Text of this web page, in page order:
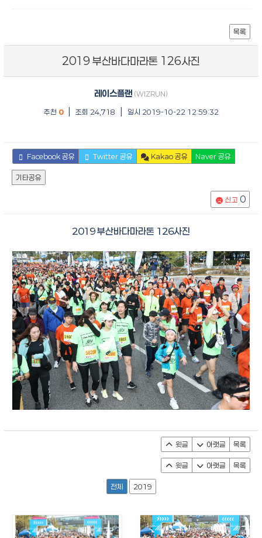
목록
2019 부산바다마라톤 126사진
레이스플랜 (WIZRUN)
추천 0 조회 24,718 일시 2019-10-22 12:59:32
Facebook 공유 Twitter 공유 Kakao 공유 Naver 공유
기타공유
신고 0
2019 부산바다마라톤 126사진
윗글 아랫글 목록
윗글 아랫글 목록
전체 2019